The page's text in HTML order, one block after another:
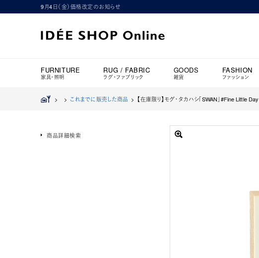
9月4日（金）価格改定のお知らせ
FURNITURE
家具・照明
RUG / FABRIC
ラグ・ファブリック
GOODS
雑貨
FASHION
ファッション
> > これまでに販売した商品 > 【在庫限り】モグ・タカハシ「SWAN」#Fine Little Day
商品詳細検索